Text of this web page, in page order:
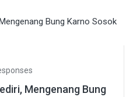
Mengenang Bung